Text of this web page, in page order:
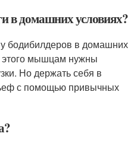
в домашних условиях?
у бодибилдеров в домашних
мышцам нужны
Но держать себя в
с помощью привычных